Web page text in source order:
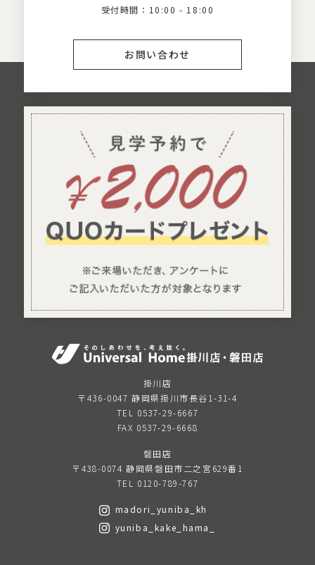
受付時間：10:00 - 18:00
お問い合わせ
掛川店
〒436-0047 静岡県掛川市長谷1-31-4
TEL 0537-29-6667
FAX 0537-29-6668
磐田店
〒438-0074 静岡県磐田市二之宮629番1
TEL 0120-789-767
madori_yuniba_kh
yuniba_kake_hama_